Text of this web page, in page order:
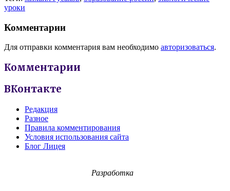
уроки
Комментарии
Для отправки комментария вам необходимо авторизоваться.
Комментарии
ВКонтакте
Редакция
Разное
Правила комментирования
Условия использования сайта
Блог Лицея
Разработка